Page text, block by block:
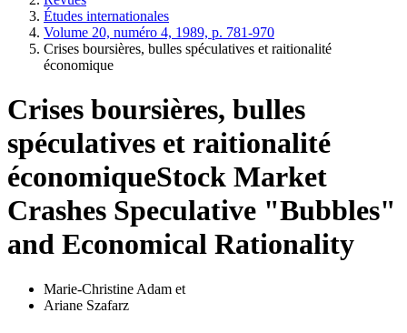
Études internationales
Volume 20, numéro 4, 1989, p. 781-970
Crises boursières, bulles spéculatives et raitionalité
économique
Crises boursières, bulles
spéculatives et raitionalité
économiqueStock Market
Crashes Speculative "Bubbles"
and Economical Rationality
Marie-Christine Adam et
Ariane Szafarz